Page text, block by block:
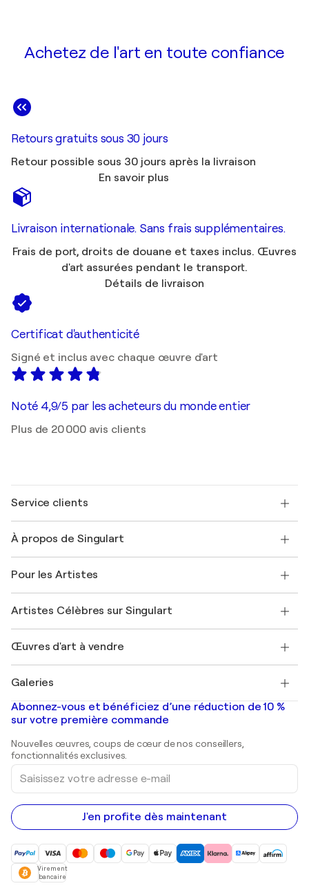
Achetez de l'art en toute confiance
Retours gratuits sous 30 jours
Retour possible sous 30 jours après la livraison
En savoir plus
Livraison internationale. Sans frais supplémentaires.
Frais de port, droits de douane et taxes inclus. Œuvres
d'art assurées pendant le transport.
Détails de livraison
Certificat d'authenticité
Signé et inclus avec chaque œuvre d'art
Noté 4,9/5 par les acheteurs du monde entier
Plus de 20 000 avis clients
Service clients
Expédition
Offrir une carte cadeau
Rejoignez notre programme commercial
Mon compte
+33 1 76 44 06 42
À propos de Singulart
FAQ
Magazine Singulart
Emplois
Découvrez une sélection d'art original
Pour les Artistes
Se connecter en tant qu'Artiste
Artistes Célèbres sur Singulart
Marc Chagall
Banksy
Mr. Brainwash
Shepard Fairey
Œuvres d'art à vendre
Tableaux abstraits à vendre
Peintures de paysage
Estampes
Peintures acryliques
Galeries
Galeries d'art en France
Galeries d'art en Belgique
Abonnez-vous et bénéficiez d’une réduction de 10 %
sur votre première commande
Nouvelles œuvres, coups de cœur de nos conseillers,
fonctionnalités exclusives.
Saisissez
votre
adresse
e-
mail
J'en profite dès maintenant
Virement
bancaire